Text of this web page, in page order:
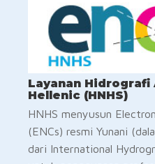
Layanan Hidrografi
Hellenic (HNHS)
HNHS menyusun
(ENCs) resmi Yunani
dari International